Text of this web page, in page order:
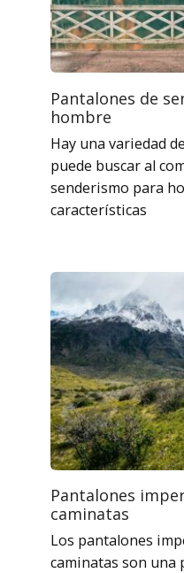
Pantalones de
hombre
Hay una variedad
puede buscar al
senderismo para
características
Pantalones
caminatas
Los pantalones
caminatas son una